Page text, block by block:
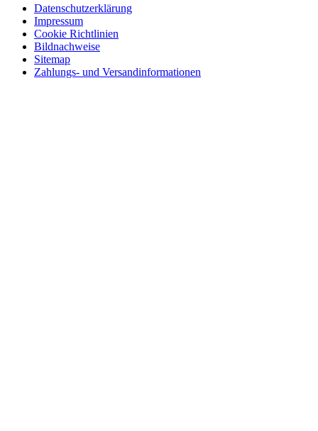
Datenschutzerklärung
Impressum
Cookie Richtlinien
Bildnachweise
Sitemap
Zahlungs- und Versandinformationen